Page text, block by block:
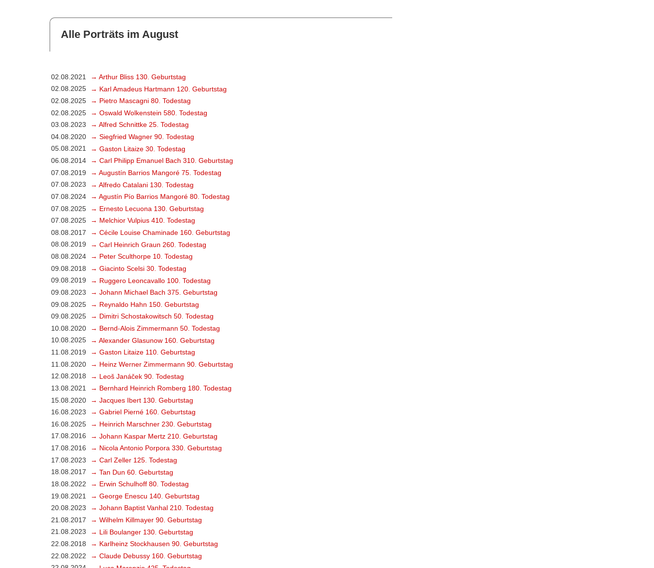
Alle Porträts im August
02.08.2021
→ Arthur Bliss 130. Geburtstag
02.08.2025
→ Karl Amadeus Hartmann 120. Geburtstag
02.08.2025
→ Pietro Mascagni 80. Todestag
02.08.2025
→ Oswald Wolkenstein 580. Todestag
03.08.2023
→ Alfred Schnittke 25. Todestag
04.08.2020
→ Siegfried Wagner 90. Todestag
05.08.2021
→ Gaston Litaize 30. Todestag
06.08.2014
→ Carl Philipp Emanuel Bach 310. Geburtstag
07.08.2019
→ Augustín Barrios Mangoré 75. Todestag
07.08.2023
→ Alfredo Catalani 130. Todestag
07.08.2024
→ Agustín Pío Barrios Mangoré 80. Todestag
07.08.2025
→ Ernesto Lecuona 130. Geburtstag
07.08.2025
→ Melchior Vulpius 410. Todestag
08.08.2017
→ Cécile Louise Chaminade 160. Geburtstag
08.08.2019
→ Carl Heinrich Graun 260. Todestag
08.08.2024
→ Peter Sculthorpe 10. Todestag
09.08.2018
→ Giacinto Scelsi 30. Todestag
09.08.2019
→ Ruggero Leoncavallo 100. Todestag
09.08.2023
→ Johann Michael Bach 375. Geburtstag
09.08.2025
→ Reynaldo Hahn 150. Geburtstag
09.08.2025
→ Dimitri Schostakowitsch 50. Todestag
10.08.2020
→ Bernd-Alois Zimmermann 50. Todestag
10.08.2025
→ Alexander Glasunow 160. Geburtstag
11.08.2019
→ Gaston Litaize 110. Geburtstag
11.08.2020
→ Heinz Werner Zimmermann 90. Geburtstag
12.08.2018
→ Leoš Janáček 90. Todestag
13.08.2021
→ Bernhard Heinrich Romberg 180. Todestag
15.08.2020
→ Jacques Ibert 130. Geburtstag
16.08.2023
→ Gabriel Pierné 160. Geburtstag
16.08.2025
→ Heinrich Marschner 230. Geburtstag
17.08.2016
→ Johann Kaspar Mertz 210. Geburtstag
17.08.2016
→ Nicola Antonio Porpora 330. Geburtstag
17.08.2023
→ Carl Zeller 125. Todestag
18.08.2017
→ Tan Dun 60. Geburtstag
18.08.2022
→ Erwin Schulhoff 80. Todestag
19.08.2021
→ George Enescu 140. Geburtstag
20.08.2023
→ Johann Baptist Vanhal 210. Todestag
21.08.2017
→ Wilhelm Killmayer 90. Geburtstag
21.08.2023
→ Lili Boulanger 130. Geburtstag
22.08.2018
→ Karlheinz Stockhausen 90. Geburtstag
22.08.2022
→ Claude Debussy 160. Geburtstag